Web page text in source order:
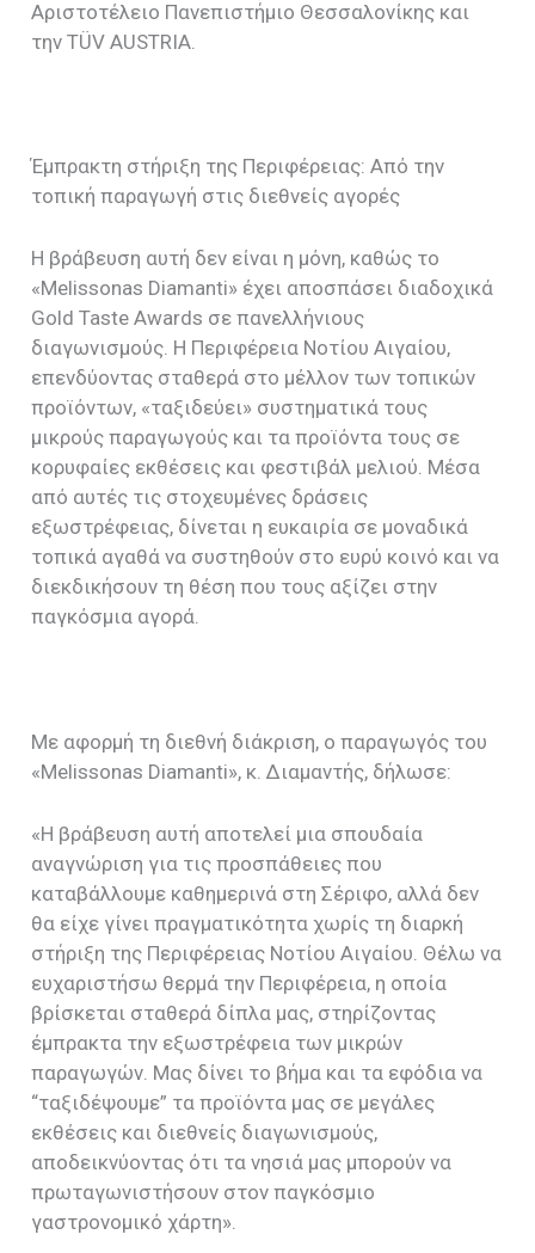
Αριστοτέλειο Πανεπιστήμιο Θεσσαλονίκης και
την TÜV AUSTRIA.
Έμπρακτη στήριξη της Περιφέρειας: Από την
τοπική παραγωγή στις διεθνείς αγορές
Η βράβευση αυτή δεν είναι η μόνη, καθώς το
«Melissonas Diamanti» έχει αποσπάσει διαδοχικά
Gold Taste Awards σε πανελλήνιους
διαγωνισμούς. Η Περιφέρεια Νοτίου Αιγαίου,
επενδύοντας σταθερά στο μέλλον των τοπικών
προϊόντων, «ταξιδεύει» συστηματικά τους
μικρούς παραγωγούς και τα προϊόντα τους σε
κορυφαίες εκθέσεις και φεστιβάλ μελιού. Μέσα
από αυτές τις στοχευμένες δράσεις
εξωστρέφειας, δίνεται η ευκαιρία σε μοναδικά
τοπικά αγαθά να συστηθούν στο ευρύ κοινό και να
διεκδικήσουν τη θέση που τους αξίζει στην
παγκόσμια αγορά.
Με αφορμή τη διεθνή διάκριση, ο παραγωγός του
«Melissonas Diamanti», κ. Διαμαντής, δήλωσε:
«Η βράβευση αυτή αποτελεί μια σπουδαία
αναγνώριση για τις προσπάθειες που
καταβάλλουμε καθημερινά στη Σέριφο, αλλά δεν
θα είχε γίνει πραγματικότητα χωρίς τη διαρκή
στήριξη της Περιφέρειας Νοτίου Αιγαίου. Θέλω να
ευχαριστήσω θερμά την Περιφέρεια, η οποία
βρίσκεται σταθερά δίπλα μας, στηρίζοντας
έμπρακτα την εξωστρέφεια των μικρών
παραγωγών. Μας δίνει το βήμα και τα εφόδια να
“ταξιδέψουμε” τα προϊόντα μας σε μεγάλες
εκθέσεις και διεθνείς διαγωνισμούς,
αποδεικνύοντας ότι τα νησιά μας μπορούν να
πρωταγωνιστήσουν στον παγκόσμιο
γαστρονομικό χάρτη».